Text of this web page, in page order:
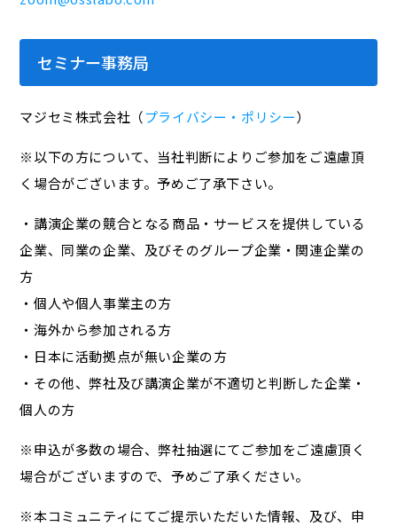
セミナー事務局
マジセミ株式会社（プライバシー・ポリシー）
※以下の方について、当社判断によりご参加をご遠慮頂
く場合がございます。予めご了承下さい。
・講演企業の競合となる商品・サービスを提供している
企業、同業の企業、及びそのグループ企業・関連企業の
方
・個人や個人事業主の方
・海外から参加される方
・日本に活動拠点が無い企業の方
・その他、弊社及び講演企業が不適切と判断した企業・
個人の方
※申込が多数の場合、弊社抽選にてご参加をご遠慮頂く
場合がございますので、予めご了承ください。
※本コミュニティにてご提示いただいた情報、及び、申